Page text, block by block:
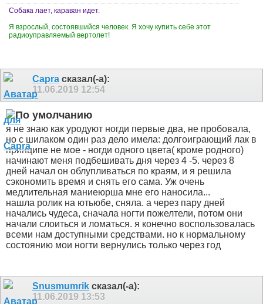
Собака лает, караван идет.
Я взрослый, состоявшийся человек. Я хочу купить себе этот
радиоуправляемый вертолет!
Capra сказал(-а):
11.06.2019 12:54
я не знаю как уродуют ногди первые два, не пробовала,
но с шилаком один раз дело имела: долгоиграющий лак в
принципе не мое - ногди одного цвета( кроме родного)
начинают меня подбешивать дня через 4 -5. через 8
дней начал он облупливаться по краям, и я решила
сэкономить время и снять его сама. Уж очень
медлительная маниеюрша мне его наносила...
нашла ролик на ютьюбе, сняла. а через пару дней
начались чудеса, сначала ногти пожелтели, потом они
начали слоиться и ломаться. я конечно воспользовалась
всеми нам доступными средствами. но к нормальному
состоянию мои ногти вернулись только через год
Snusmumrik сказал(-а):
11.06.2019 13:53